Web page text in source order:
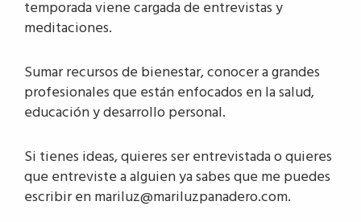
temporada viene cargada de entrevistas y
meditaciones.
Sumar recursos de bienestar, conocer a grandes
profesionales que están enfocados en la salud,
educación y desarrollo personal.
Si tienes ideas, quieres ser entrevistada o quieres
que entreviste a alguien ya sabes que me puedes
escribir en mariluz@mariluzpanadero.com.